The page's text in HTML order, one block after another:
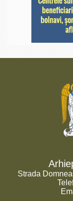
Strada